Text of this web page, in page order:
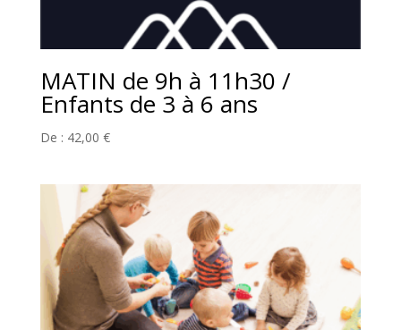
MATIN de 9h à 11h30 /
Enfants de 3 à 6 ans
De : 42,00 €